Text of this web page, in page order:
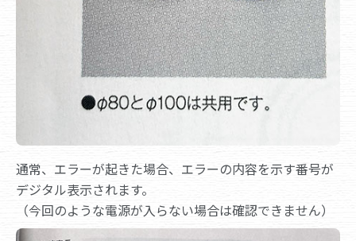
通常、エラーが起きた場合、エラーの内容を示す番号が
デジタル表示されます。
（今回のような電源が入らない場合は確認できません）